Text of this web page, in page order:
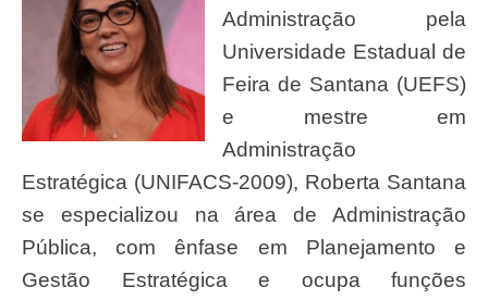
Administração pela
Universidade Estadual de
Feira de Santana (UEFS)
e mestre em
Administração
Estratégica (UNIFACS-2009), Roberta Santana
se especializou na área de Administração
Pública, com ênfase em Planejamento e
Gestão Estratégica e ocupa funções